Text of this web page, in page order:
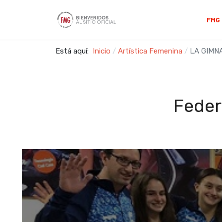
FMG
Está aquí: Inicio Artística Femenina LA